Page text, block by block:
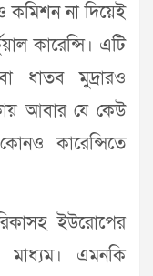
কমিশন না দিয়েই
কারেন্সি। এটি
ধাতব মুদ্রারও
আবার যে কেউ
কারেন্সিতে
ইউরোপের
এমনকি